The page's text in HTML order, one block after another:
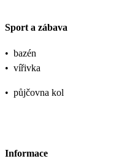
Sport a zábava
• bazén
• vířivka
• půjčovna kol
Informace